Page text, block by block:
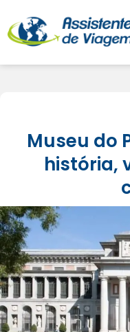
Museu do
história,